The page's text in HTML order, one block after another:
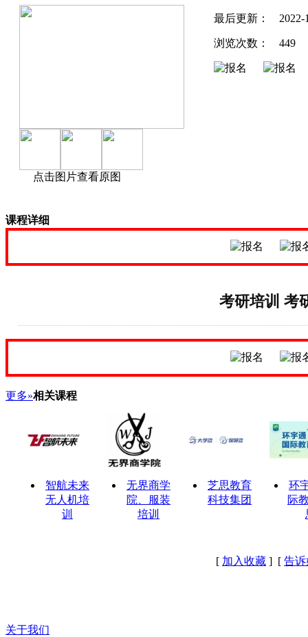
点击图片查看原图
最后更新： 2022-
浏览次数： 449
课程详细
考研培训 考
更多»相关课程
智航未来
无人机培
训
无界商学
院、服装
培训
芝思教育
科技集团
环
际
[ 加入收藏 ] [ 告
关于我们